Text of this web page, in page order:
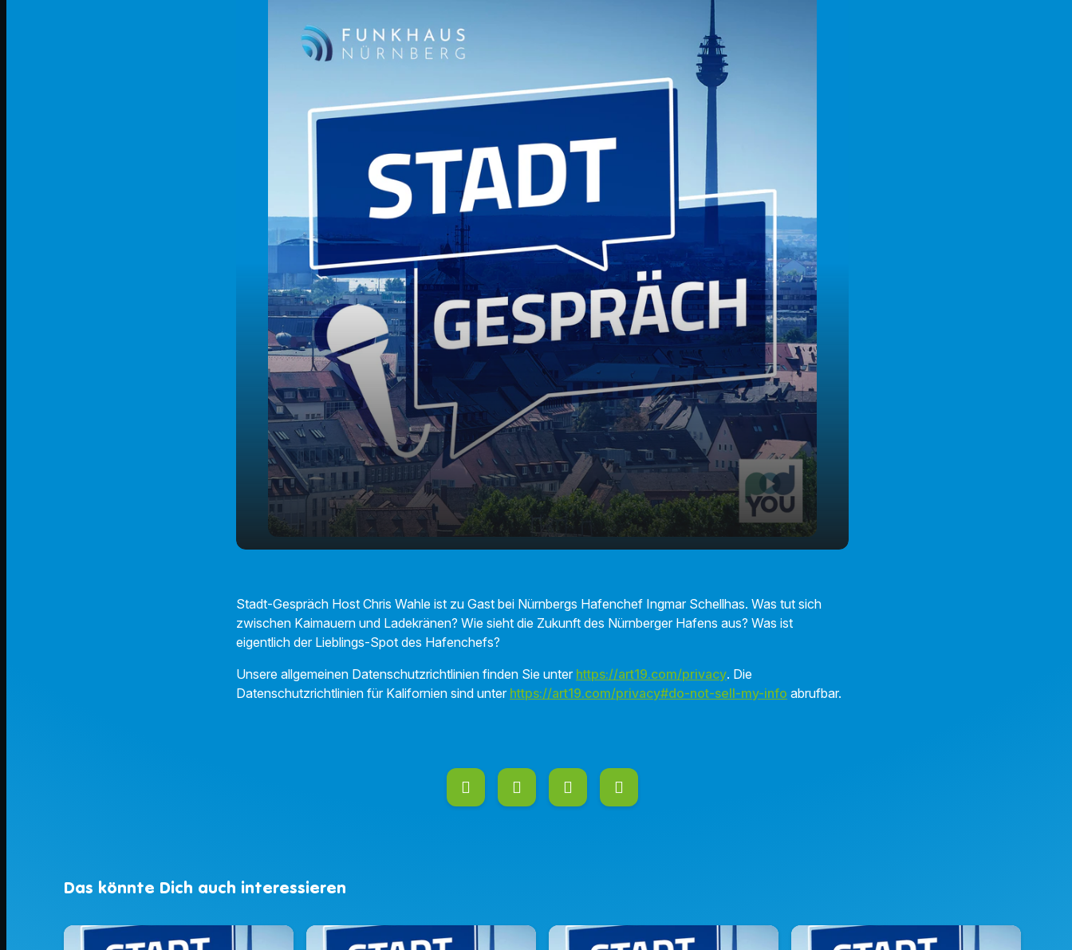
Stadt-Gespräch Host Chris Wahle ist zu Gast bei Nürnbergs Hafenchef Ingmar Schellhas. Was tut sich
zwischen Kaimauern und Ladekränen? Wie sieht die Zukunft des Nürnberger Hafens aus? Was ist
eigentlich der Lieblings-Spot des Hafenchefs?
Unsere allgemeinen Datenschutzrichtlinien finden Sie unter https://art19.com/privacy. Die
Datenschutzrichtlinien für Kalifornien sind unter https://art19.com/privacy#do-not-sell-my-info abrufbar.
Das könnte Dich auch interessieren